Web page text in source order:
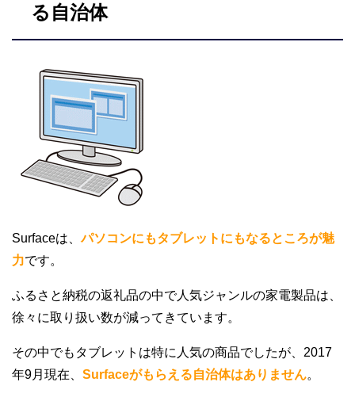
る自治体
Surfaceは、パソコンにもタブレットにもなるところが魅
力です。
ふるさと納税の返礼品の中で人気ジャンルの家電製品は、
徐々に取り扱い数が減ってきています。
その中でもタブレットは特に人気の商品でしたが、2017
年9月現在、 Surfaceがもらえる自治体はありません。